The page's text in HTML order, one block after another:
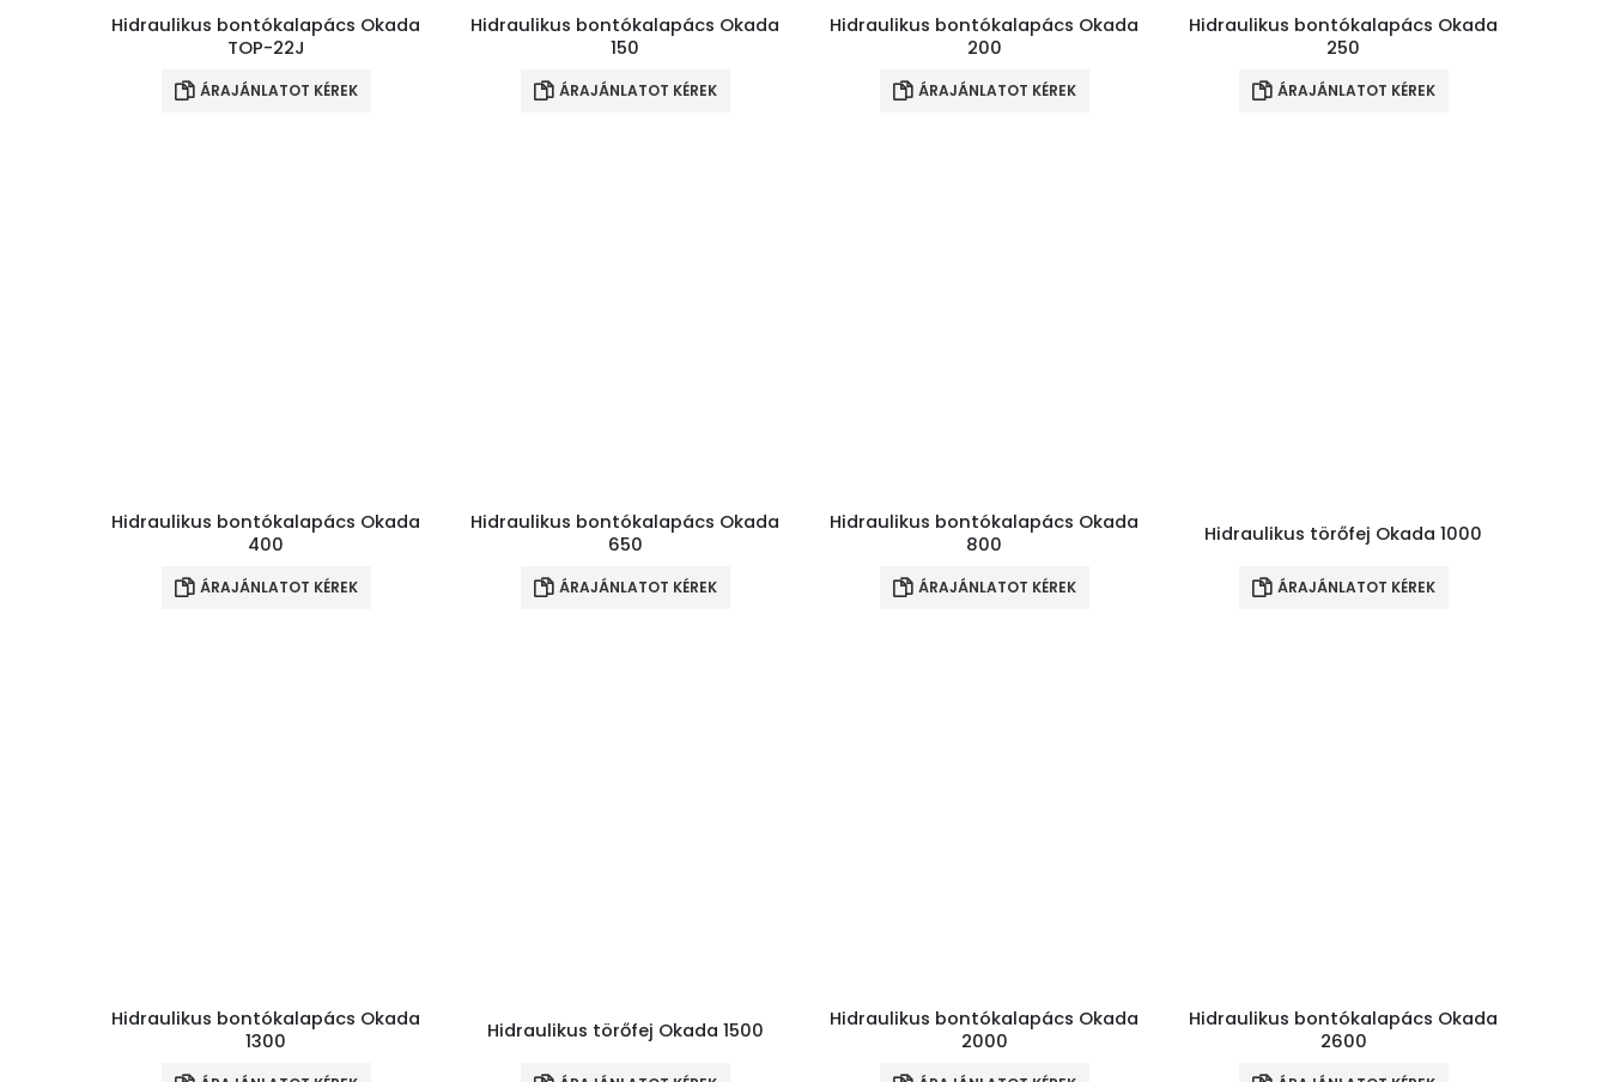
Hidraulikus bontókalapács Okada
TOP-22J
ÁRAJÁNLATOT KÉREK
Hidraulikus bontókalapács Okada
150
ÁRAJÁNLATOT KÉREK
Hidraulikus bontókalapács Okada
200
ÁRAJÁNLATOT KÉREK
Hidraulikus bontókalapács Okada
250
ÁRAJÁNLATOT KÉREK
Hidraulikus bontókalapács Okada
400
ÁRAJÁNLATOT KÉREK
Hidraulikus bontókalapács Okada
650
ÁRAJÁNLATOT KÉREK
Hidraulikus bontókalapács Okada
800
ÁRAJÁNLATOT KÉREK
Hidraulikus törőfej Okada 1000
ÁRAJÁNLATOT KÉREK
Hidraulikus bontókalapács Okada
1300
Hidraulikus törőfej Okada 1500
Hidraulikus bontókalapács Okada
2000
Hidraulikus bontókalapács Okada
2600